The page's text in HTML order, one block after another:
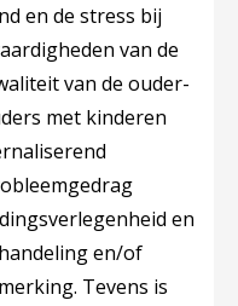
en de stress bij
van de
van de ouder-
met kinderen
en
en/of
Tevens is